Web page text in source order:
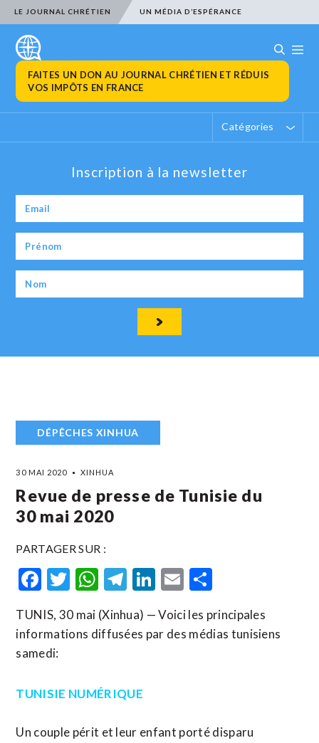
LE JOURNAL CHRÉTIEN UN MÉDIA D’ESPÉRANCE
FAITES UN DON AU JOURNAL CHRÉTIEN ET RÉDUIS
VOS IMPÔTS EN FRANCE
Catégories
Inscription à la newsletter
DÉPÊCHES XINHUA
30 MAI 2020 XINHUA
Revue de presse de Tunisie du
30 mai 2020
PARTAGER SUR :
Facebook
Twitter
WhatsApp
Telegram
LinkedIn
Email
TUNIS, 30 mai (Xinhua) — Voici les principales
informations diffusées par des médias tunisiens
samedi:
TUNISIE NUMÉRIQUE
Un couple périt et leur enfant porté disparu